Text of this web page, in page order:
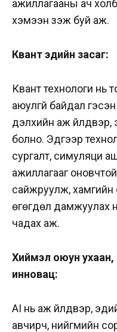
ажиллагааны ач
хэмээн үзэж буй аж.
Квант эдийн засаг:
Квант технологи нь
аюулгүй байдал
дэлхийн аж үйлдвэр,
болно. Эдгээр
сургалт, симуляци
ажиллагааг
сайжруулж, хамгийн
өгөгдөл дамжуулах
чадах аж.
Хиймэл оюун ухаан,
инновац:
AI нь аж үйлдвэр,
авчирч, нийгмийн